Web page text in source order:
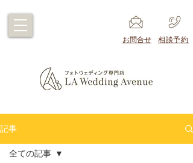
​お問合せ ​相談予約
記事
全ての記事